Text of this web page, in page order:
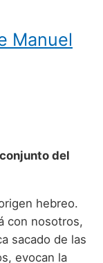
Manuel
del
hebreo.
con nosotros,
sacado de las
evocan la